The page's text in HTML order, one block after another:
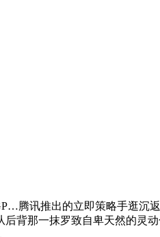
讯推出的立即策略手逛沉
背那一抹罗致自卑天然的